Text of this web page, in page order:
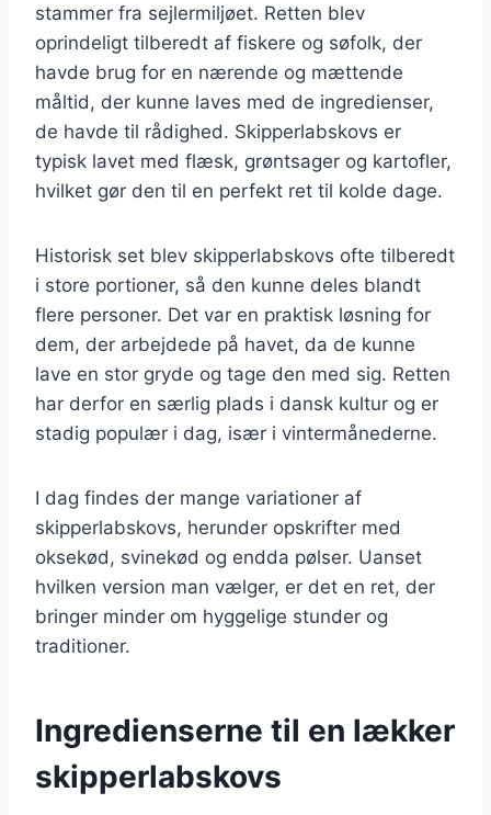
stammer fra sejlermiljøet. Retten blev
oprindeligt tilberedt af fiskere og søfolk, der
havde brug for en nærende og mættende
måltid, der kunne laves med de ingredienser,
de havde til rådighed. Skipperlabskovs er
typisk lavet med flæsk, grøntsager og kartofler,
hvilket gør den til en perfekt ret til kolde dage.
Historisk set blev skipperlabskovs ofte tilberedt
i store portioner, så den kunne deles blandt
flere personer. Det var en praktisk løsning for
dem, der arbejdede på havet, da de kunne
lave en stor gryde og tage den med sig. Retten
har derfor en særlig plads i dansk kultur og er
stadig populær i dag, især i vintermånederne.
I dag findes der mange variationer af
skipperlabskovs, herunder opskrifter med
oksekød, svinekød og endda pølser. Uanset
hvilken version man vælger, er det en ret, der
bringer minder om hyggelige stunder og
traditioner.
Ingredienserne til en lækker
skipperlabskovs